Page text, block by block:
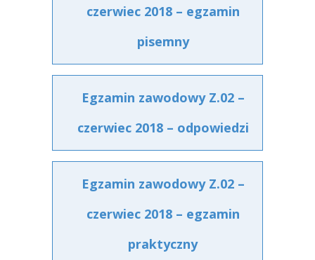
czerwiec 2018 – egzamin
pisemny
Egzamin zawodowy Z.02 –
czerwiec 2018 – odpowiedzi
Egzamin zawodowy Z.02 –
czerwiec 2018 – egzamin
praktyczny